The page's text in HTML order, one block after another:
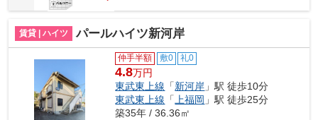
賃貸 | ハイツ パールハイツ新河岸
仲手半額 敷0 礼0
4.8万円
東武東上線 「新河岸 」駅 徒歩10分
東武東上線 「 上福岡 」駅 徒歩25分
築35年 / 36.36㎡